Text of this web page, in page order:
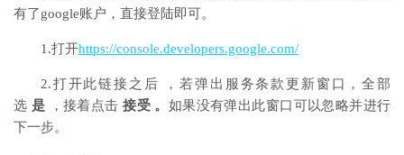
有了google账户，直接登陆即可。
1.打开https://console.developers.google.com/
2.打开此链接之后 ，若弹出服务条款更新窗口，全部
选 是 ，接着点击接受 。 如果没有弹出此窗口可以忽略并进行
下一步。